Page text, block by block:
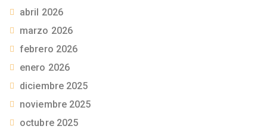
abril 2026
marzo 2026
febrero 2026
enero 2026
diciembre 2025
noviembre 2025
octubre 2025